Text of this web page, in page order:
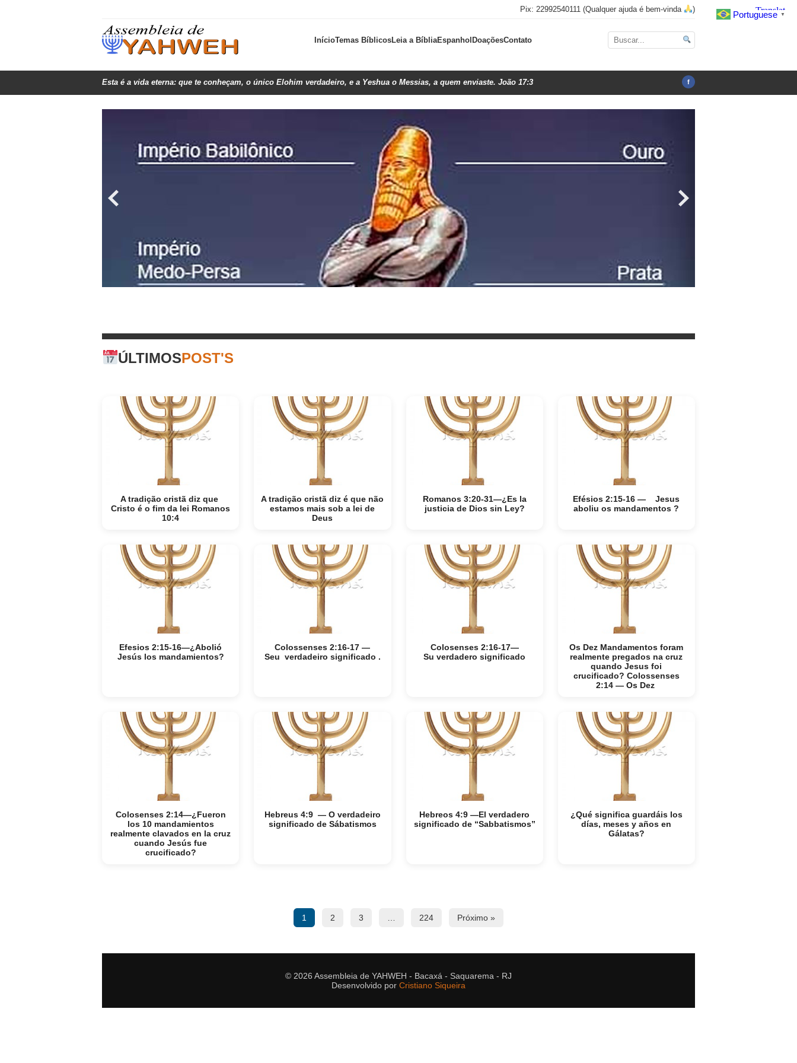
Pix: 22992540111 (Qualquer ajuda é bem-vinda )
InícioTemas BíblicosLeia a BíbliaEspanholDoaçõesContato
Esta é a vida eterna: que te conheçam, o único Elohim verdadeiro, e a Yeshua o Messias, a quem enviaste. João 17:3 f
ÚLTIMOSPOST'S
A tradição cristã diz que
Cristo é o fim da lei Romanos
10:4
A tradição cristã diz é que não
estamos mais sob a lei de
Deus
Romanos 3:20-31—¿Es la
justicia de Dios sin Ley?
Efésios 2:15-16 — Jesus
aboliu os mandamentos ?
Efesios 2:15-16—¿Abolió
Jesús los mandamientos?
Colossenses 2:16-17 —
Seu verdadeiro significado .
Colosenses 2:16-17—
Su verdadero significado
Os Dez Mandamentos foram
realmente pregados na cruz
quando Jesus foi
crucificado? Colossenses
2:14 — Os Dez
Colosenses 2:14—¿Fueron
los 10 mandamientos
realmente clavados en la cruz
cuando Jesús fue
crucificado?
Hebreus 4:9 — O verdadeiro
significado de Sábatismos
Hebreos 4:9 —El verdadero
significado de “Sabbatismos”
¿Qué significa guardáis los
días, meses y años en
Gálatas?
1 2 3 224 Próximo »
© 2026 Assembleia de YAHWEH - Bacaxá - Saquarema - RJ
Desenvolvido por Cristiano Siqueira
Portuguese ▼